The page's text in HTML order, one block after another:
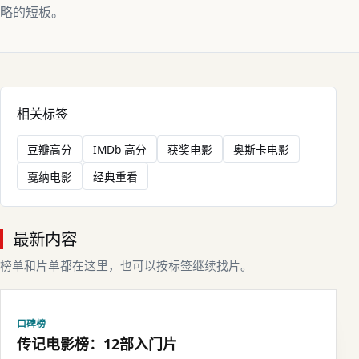
略的短板。
相关标签
豆瓣高分 IMDb 高分 获奖电影
奥斯卡电影
戛纳电影
经典重看
最新内容
榜单和片单都在这里，也可以按标签继续找片。
口碑榜
传记电影榜：12部入门片